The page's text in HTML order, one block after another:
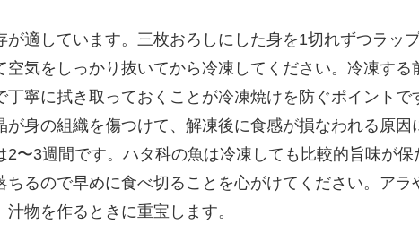
適しています。三枚おろしにした身を1切れずつラッ
空気をしっかり抜いてから冷凍してください。冷凍する
寧に拭き取っておくことが冷凍焼けを防ぐポイントで
身の組織を傷つけて、解凍後に食感が損なわれる原因
〜3週間です。ハタ科の魚は冷凍しても比較的旨味が保
ちるので早めに食べ切ることを心がけてください。アラ
物を作るときに重宝します。